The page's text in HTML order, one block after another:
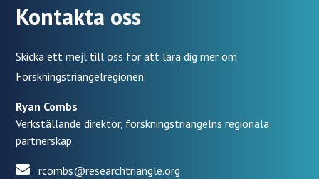
Kontakta oss
Skicka ett mejl till oss för att lära dig mer om
Forskningstriangelregionen.
Ryan Combs
Verkställande direktör, forskningstriangelns regionala
partnerskap
rcombs@researchtriangle.org